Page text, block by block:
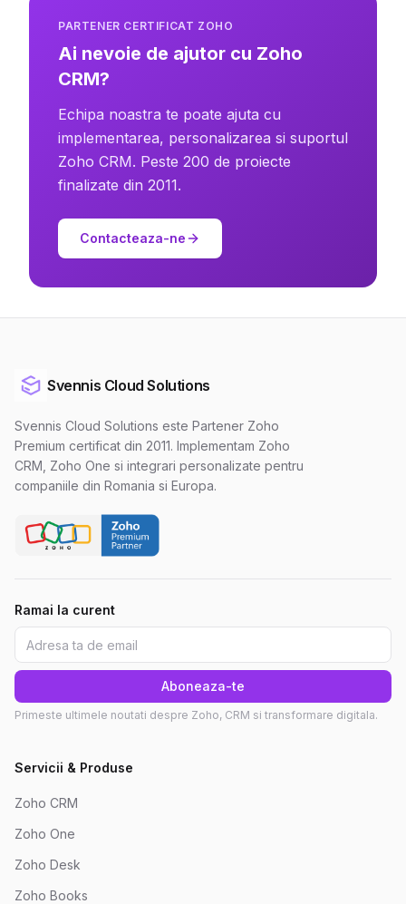
PARTENER CERTIFICAT ZOHO
Ai nevoie de ajutor cu Zoho
CRM?
Echipa noastra te poate ajuta cu
implementarea, personalizarea si suportul
Zoho CRM. Peste 200 de proiecte
finalizate din 2011.
Contacteaza-ne
Svennis Cloud Solutions
Svennis Cloud Solutions este Partener Zoho
Premium certificat din 2011. Implementam Zoho
CRM, Zoho One si integrari personalizate pentru
companiile din Romania si Europa.
Ramai la curent
Aboneaza-te
Primeste ultimele noutati despre Zoho, CRM si transformare digitala.
Servicii & Produse
Zoho CRM
Zoho One
Zoho Desk
Zoho Books